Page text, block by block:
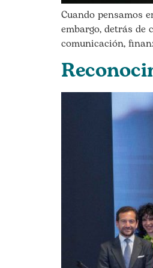
Cuando pensamos
embargo, detrás de
comunicación,